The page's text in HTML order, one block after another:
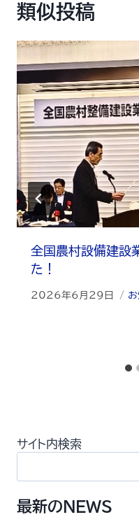
類似投稿
全国農村設備建設
た！
2026年6月29日
サイト内検索
最新のNEWS